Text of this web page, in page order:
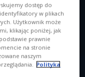
dostęp do
w plikach
Użytkownik może
klikając poniżej, jak
prawnie
na stronie
naszym
Polityka